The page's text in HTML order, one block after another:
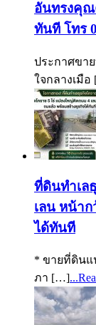
อันทรงคุณ
ทันที โทร
ประกาศขา
ใจกลางเมื
ที่ดินทำเล
เลน หน้าก
ได้ทันที
* ขายที่ดินแ
ภา […]